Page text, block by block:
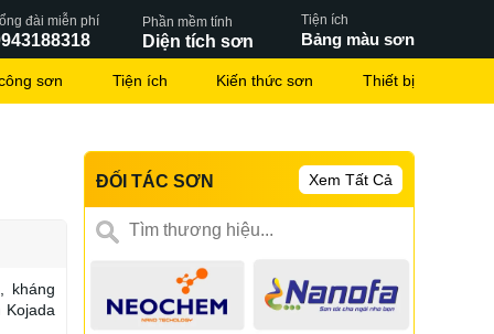
đài miễn phí Phần mềm tính
Diện tích sơn
Tiện ích
Bảng màu sơn
sơn Tiện ích Kiến thức sơn Thiết bị
kháng
Kojada
ĐỐI TÁC SƠN Xem Tất Cả